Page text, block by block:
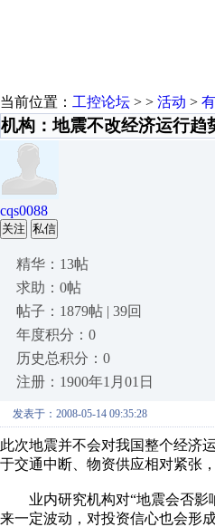
当前位置： 工控论坛 > > 活动 >
机构：地震不改经济运行趋
cqs0088
关注 私信
精华：13帖
求助：0帖
帖子：1879帖 | 39回
年度积分：0
历史总积分：0
注册：1900年1月01日
发表于：2008-05-14 09:35:28
此次地震并不会对我国整个经济
于交通中断、物资供应相对紧张
业内研究机构对“地震会否影
来一定波动，对投资信心也会形